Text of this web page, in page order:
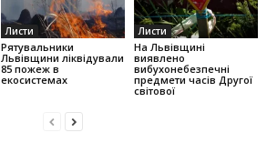
Листи
Рятувальники
Львівщини ліквідували
85 пожеж в
екосистемах
Листи
На Львівщині
виявлено
вибухонебезпечні
предмети часів Другої
світової